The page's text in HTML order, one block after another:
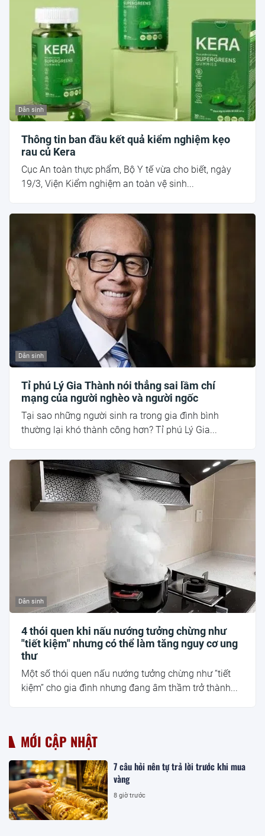
Dân sinh
Thông tin ban đầu kết quả kiểm nghiệm kẹo
rau củ Kera
Cục An toàn thực phẩm, Bộ Y tế vừa cho biết, ngày
19/3, Viện Kiểm nghiệm an toàn vệ sinh...
Dân sinh
Tỉ phú Lý Gia Thành nói thẳng sai lầm chí
mạng của người nghèo và người ngốc
Tại sao những người sinh ra trong gia đình bình
thường lại khó thành công hơn? Tỉ phú Lý Gia...
Dân sinh
4 thói quen khi nấu nướng tưởng chừng như
"tiết kiệm" nhưng có thể làm tăng nguy cơ ung
thư
Một số thói quen nấu nướng tưởng chừng như “tiết
kiệm” cho gia đình nhưng đang âm thầm trở thành...
MỚI CẬP NHẬT
7 câu hỏi nên tự trả lời trước khi mua
vàng
8 giờ trước